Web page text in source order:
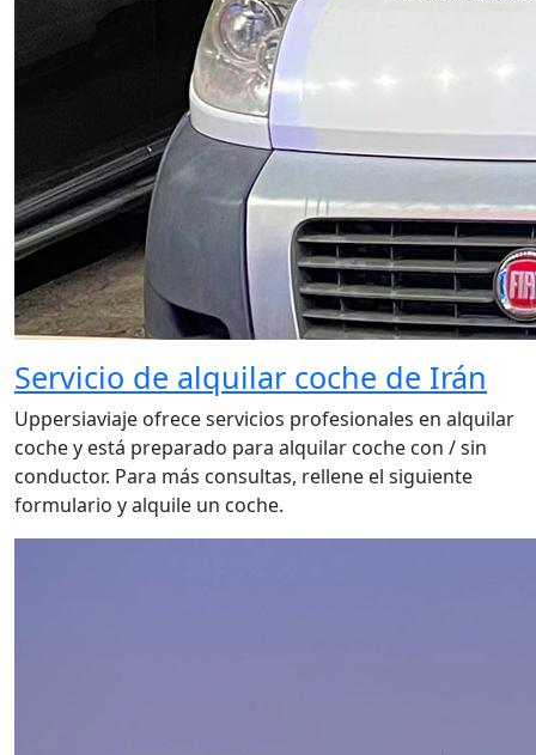
Servicio de alquilar coche de Irán
Uppersiaviaje ofrece servicios profesionales en alquilar
coche y está preparado para alquilar coche con / sin
conductor. Para más consultas, rellene el siguiente
formulario y alquile un coche.